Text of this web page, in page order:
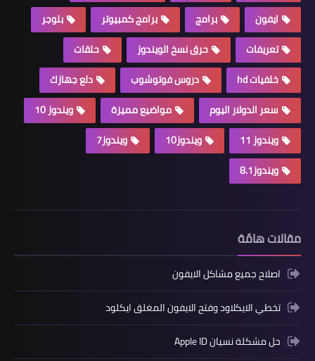
ايفون
برامج برامج كمبيوتر
بلوجر
تعريفات
حرق نسخ الويندوز
حلقات
خلفيات hd
دروس فوتوشوب
دلع جهازك
سعر الدولار اليوم
مواضيع مميزة
ويندوز 10
ويندوز 11
ويندوز10
ويندوز7
ويندوز8.1
مقالات هامّة
اصلاح جميع مشاكل الايفون
تخطي الايكلاود وفتح الايفون المغلق ايكلود
حل مشكلة نسيان Apple ID